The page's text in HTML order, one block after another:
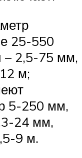
25-550
– 2,5-75 мм,
м;
5-250 мм,
24 мм,
9 м.